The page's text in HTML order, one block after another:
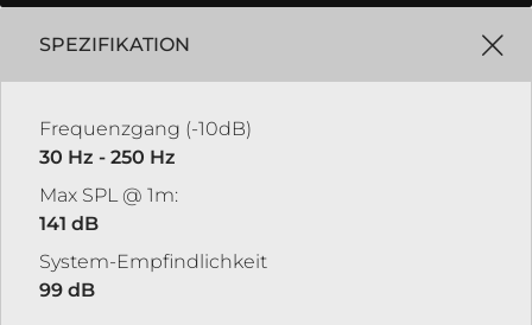
SPEZIFIKATION
Frequenzgang (-10dB)
30 Hz - 250 Hz
Max SPL @ 1m:
141 dB
System-Empfindlichkeit
99 dB